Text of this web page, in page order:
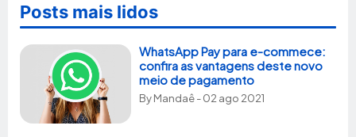
Posts mais lidos
WhatsApp Pay para e-commece:
confira as vantagens deste novo
meio de pagamento
ByMandaê- 02 ago 2021